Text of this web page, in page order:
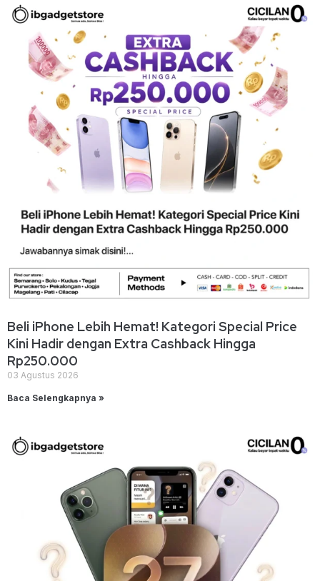
Beli iPhone Lebih Hemat! Kategori Special Price
Kini Hadir dengan Extra Cashback Hingga
Rp250.000
03 Agustus 2026
Baca Selengkapnya »